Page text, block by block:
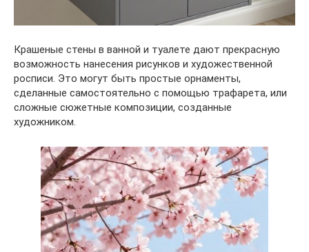
Крашеные стены в ванной и туалете дают прекрасную
возможность нанесения рисунков и художественной
росписи. Это могут быть простые орнаменты,
сделанные самостоятельно с помощью трафарета, или
сложные сюжетные композиции, созданные
художником.